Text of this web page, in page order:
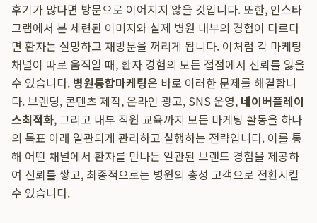
후기가 많다면 방문으로 이어지지 않을 것입니다. 또한, 인스타
그램에서 본 세련된 이미지와 실제 병원 내부의 경험이 다르다
면 환자는 실망하고 재방문을 꺼리게 됩니다. 이처럼 각 마케팅
채널이 따로 움직일 때, 환자 경험의 모든 접점에서 신뢰를 잃을
수 있습니다. 병원통합마케팅은 바로 이러한 문제를 해결합니
다. 브랜딩, 콘텐츠 제작, 온라인 광고, SNS 운영, 네이버플레이
스최적화, 그리고 내부 직원 교육까지 모든 마케팅 활동을 하나
의 목표 아래 일관되게 관리하고 실행하는 전략입니다. 이를 통
해 어떤 채널에서 환자를 만나든 일관된 브랜드 경험을 제공하
여 신뢰를 쌓고, 최종적으로는 병원의 충성 고객으로 전환시킬
수 있습니다.